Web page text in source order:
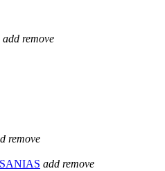
add remove
remove
add remove